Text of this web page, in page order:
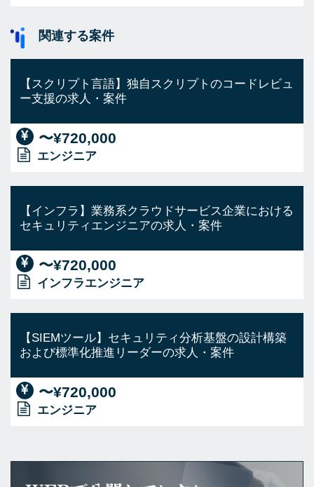
関連する案件
【スクリプト言語】独自スクリプトのコードレビュ
ー支援の求人・案件
〜¥720,000
エンジニア
【インフラ】業務系クラウドサービス企業における
セキュリティエンジニアの求人・案件
〜¥720,000
インフラエンジニア
【SIEMツール】セキュリティ分析基盤の設計構築
および標準化推進リーダーの求人・案件
〜¥720,000
エンジニア